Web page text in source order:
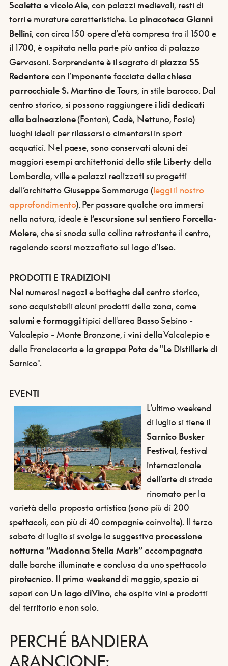
Scaletta evicolo Aie, con palazzi medievali, resti di
torri e murature caratteristiche. La pinacoteca Gianni
Bellini, con circa 150 opere d’età compresa tra il 1500 e
il 1700, è ospitata nella parte più antica di palazzo
Gervasoni. Sorprendente è il sagrato di piazza SS
Redentorecon l’imponente facciata dellachiesa
parrocchiale S. Martino de Tours, in stile barocco. Dal
centro storico, si possono raggiungere i lidi dedicati
alla balneazione(Fontanì, Cadè, Nettuno, Fosio)
luoghi ideali per rilassarsi o cimentarsi in sport
acquatici. Nel paese, sono conservati alcuni dei
maggiori esempi architettonici dellostile Libertydella
Lombardia, ville e palazzi realizzati su progetti
dell’architetto Giuseppe Sommaruga (leggi il nostro
approfondimento). Per passare qualche ora immersi
nella natura, ideale è l’escursione sul sentiero Forcella-
Molere, che si snoda sulla collina retrostante il centro,
regalando scorsi mozzafiato sul lago d’Iseo.
PRODOTTI E TRADIZIONI
Nei numerosi negozi e botteghe del centro storico,
sono acquistabili alcuni prodotti della zona, come
salumi e formaggitipici dell'area Basso Sebino -
Valcalepio - Monte Bronzone, ivinidella Valcalepio e
della Franciacorta e la grappa Pota de "Le Distillerie di
Sarnico".
EVENTI
L’ultimo weekend
di luglio si tiene il
Sarnico Busker
Festival, festival
internazionale
dell’arte di strada
rinomato per la
varietà della proposta artistica (sono più di 200
spettacoli, con più di 40 compagnie coinvolte). Il terzo
sabato di luglio si svolge la suggestiva processione
notturna “Madonna Stella Maris”accompagnata
dalle barche illuminate e conclusa da uno spettacolo
pirotecnico. Il primo weekend di maggio, spazio ai
sapori con Un lago diVino, che ospita vini e prodotti
del territorio e non solo.
PERCHÉ BANDIERA
ARANCIONE: